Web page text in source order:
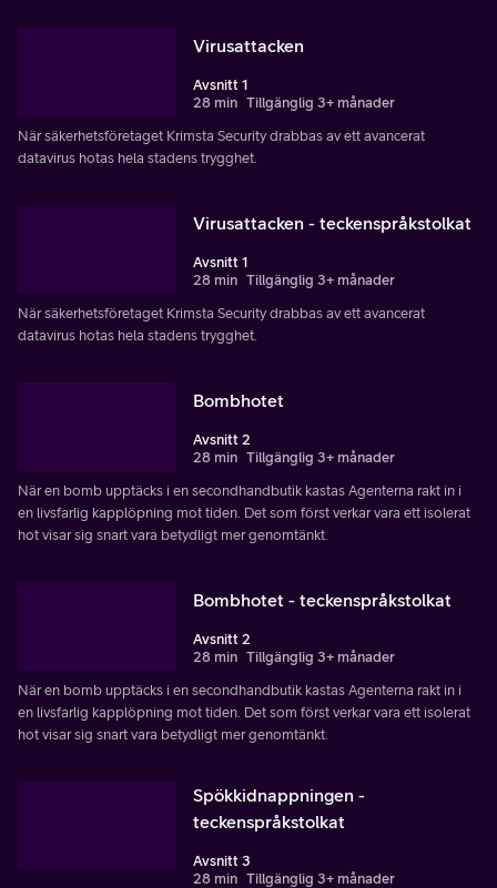
Virusattacken
Avsnitt 1
28 min Tillgänglig 3+ månader
När säkerhetsföretaget Krimsta Security drabbas av ett avancerat
datavirus hotas hela stadens trygghet.
Virusattacken - teckenspråkstolkat
Avsnitt 1
28 min Tillgänglig 3+ månader
När säkerhetsföretaget Krimsta Security drabbas av ett avancerat
datavirus hotas hela stadens trygghet.
Bombhotet
Avsnitt 2
28 min Tillgänglig 3+ månader
När en bomb upptäcks i en secondhandbutik kastas Agenterna rakt in i
en livsfarlig kapplöpning mot tiden. Det som först verkar vara ett isolerat
hot visar sig snart vara betydligt mer genomtänkt.
Bombhotet - teckenspråkstolkat
Avsnitt 2
28 min Tillgänglig 3+ månader
När en bomb upptäcks i en secondhandbutik kastas Agenterna rakt in i
en livsfarlig kapplöpning mot tiden. Det som först verkar vara ett isolerat
hot visar sig snart vara betydligt mer genomtänkt.
Spökkidnappningen -
teckenspråkstolkat
Avsnitt 3
28 min Tillgänglig 3+ månader